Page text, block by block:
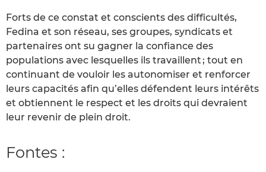
Forts de ce constat et conscients des difficultés,
Fedina et son réseau, ses groupes, syndicats et
partenaires ont su gagner la confiance des
populations avec lesquelles ils travaillent ; tout en
continuant de vouloir les autonomiser et renforcer
leurs capacités afin qu’elles défendent leurs intérêts
et obtiennent le respect et les droits qui devraient
leur revenir de plein droit.
Fontes :